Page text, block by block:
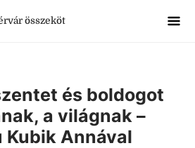
összeköt
és boldogot
a világnak –
Annával